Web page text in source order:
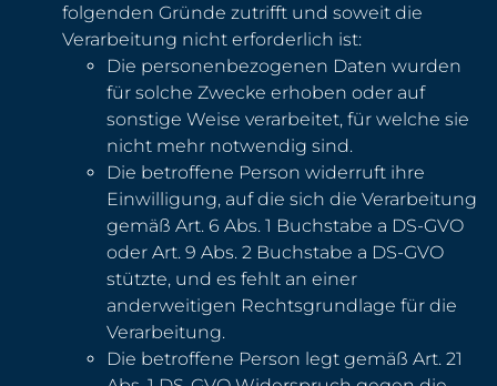
folgenden Gründe zutrifft und soweit die
Verarbeitung nicht erforderlich ist:
Die personenbezogenen Daten wurden
für solche Zwecke erhoben oder auf
sonstige Weise verarbeitet, für welche sie
nicht mehr notwendig sind.
Die betroffene Person widerruft ihre
Einwilligung, auf die sich die Verarbeitung
gemäß Art. 6 Abs. 1 Buchstabe a DS-GVO
oder Art. 9 Abs. 2 Buchstabe a DS-GVO
stützte, und es fehlt an einer
anderweitigen Rechtsgrundlage für die
Verarbeitung.
Die betroffene Person legt gemäß Art. 21